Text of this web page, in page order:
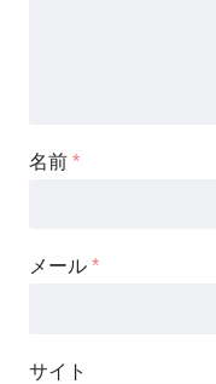
名前 *
メール *
サイト